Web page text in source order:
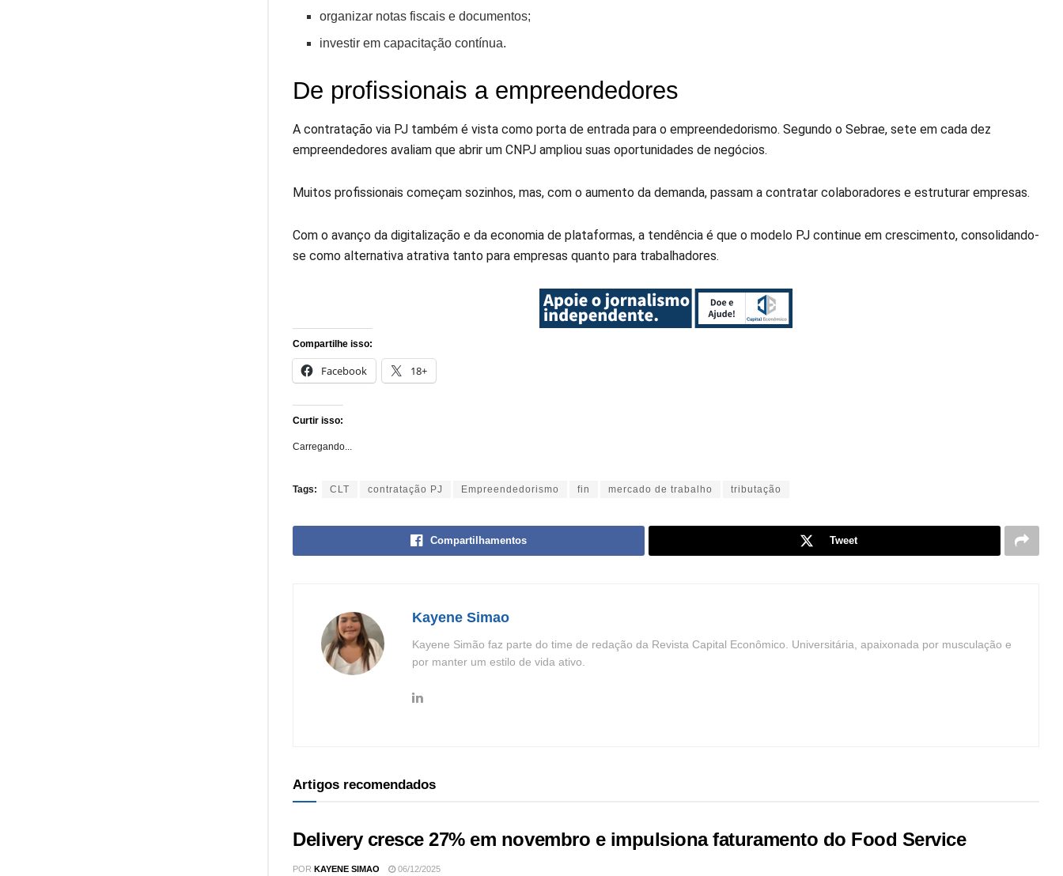
organizar notas fiscais e documentos;
investir em capacitação contínua.
De profissionais a empreendedores
A contratação via PJ também é vista como porta de entrada para o empreendedorismo. Segundo o Sebrae, sete em cada dez
empreendedores avaliam que abrir um CNPJ ampliou suas oportunidades de negócios.
Muitos profissionais começam sozinhos, mas, com o aumento da demanda, passam a contratar colaboradores e estruturar empresas.
Com o avanço da digitalização e da economia de plataformas, a tendência é que o modelo PJ continue em crescimento, consolidando-
se como alternativa atrativa tanto para empresas quanto para trabalhadores.
Compartilhe isso:
Facebook 18+
Curtir isso:
Carregando...
Tags: CLT contratação PJ Empreendedorismo fin mercado de trabalho tributação
Compartilhamentos Tweet
Kayene Simao
Kayene Simão faz parte do time de redação da Revista Capital Econômico. Universitária, apaixonada por musculação e
por manter um estilo de vida ativo.
Artigos recomendados
Delivery cresce 27% em novembro e impulsiona faturamento do Food Service
POR KAYENE SIMAO 06/12/2025